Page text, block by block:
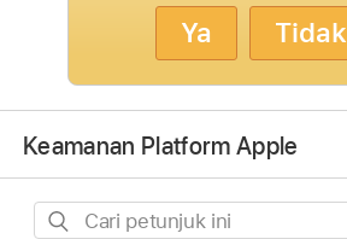
Ya Tidak
Keamanan Platform Apple
Cari